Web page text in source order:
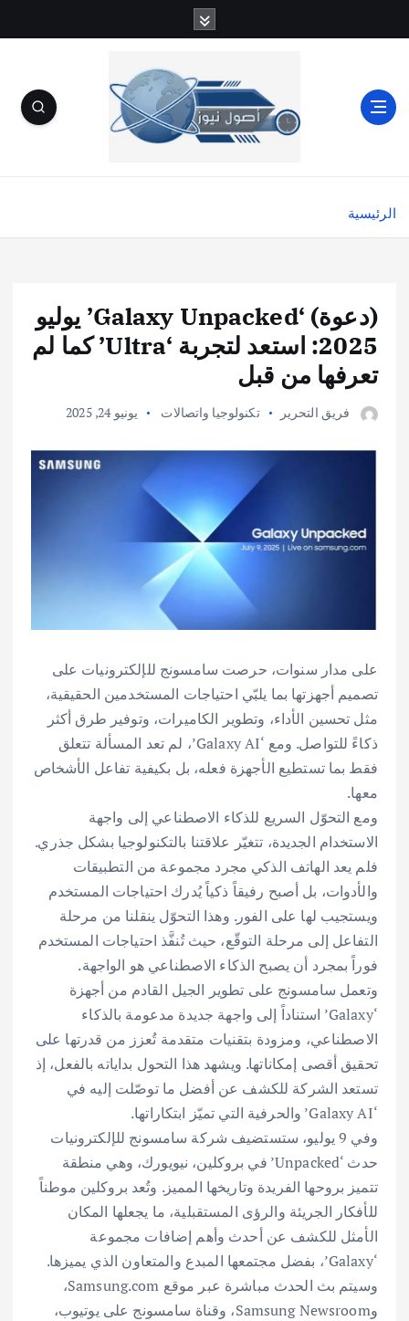
ل
الرئيسية
(دعوة) ‘Galaxy Unpacked’ يوليو
2025: استعد لتجربة ‘Ultra’ كما لم
تعرفها من قبل
فريق التحرير تكنولوجيا واتصالات يونيو 24, 2025
على مدار سنوات، حرصت سامسونج للإلكترونيات على
تصميم أجهزتها بما يلبّي احتياجات المستخدمين الحقيقية،
مثل تحسين الأداء، وتطوير الكاميرات، وتوفير طرق أكثر
ذكاءً للتواصل. ومع ‘Galaxy AI’، لم تعد المسألة تتعلق
فقط بما تستطيع الأجهزة فعله، بل بكيفية تفاعل الأشخاص
معها.
ومع التحوّل السريع للذكاء الاصطناعي إلى واجهة
الاستخدام الجديدة، تتغيّر علاقتنا بالتكنولوجيا بشكل جذري.
فلم يعد الهاتف الذكي مجرد مجموعة من التطبيقات
والأدوات، بل أصبح رفيقاً ذكياً يُدرك احتياجات المستخدم
ويستجيب لها على الفور. وهذا التحوّل ينقلنا من مرحلة
التفاعل إلى مرحلة التوقّع، حيث تُنفَّذ احتياجات المستخدم
فوراً بمجرد أن يصبح الذكاء الاصطناعي هو الواجهة.
وتعمل سامسونج على تطوير الجيل القادم من أجهزة
‘Galaxy’ استناداً إلى واجهة جديدة مدعومة بالذكاء
الاصطناعي، ومزودة بتقنيات متقدمة تُعزز من قدرتها على
تحقيق أقصى إمكاناتها. ويشهد هذا التحول بداياته بالفعل، إذ
تستعد الشركة للكشف عن أفضل ما توصّلت إليه في
‘Galaxy AI’ والحرفية التي تميّز ابتكاراتها.
وفي 9 يوليو، ستستضيف شركة سامسونج للإلكترونيات
حدث ‘Unpacked’ في بروكلين، نيويورك، وهي منطقة
تتميز بروحها الفريدة وتاريخها المميز. وتُعد بروكلين موطناً
للأفكار الجريئة والرؤى المستقبلية، ما يجعلها المكان
الأمثل للكشف عن أحدث وأهم إضافات مجموعة
‘Galaxy’، بفضل مجتمعها المبدع والمتعاون الذي يميزها.
وسيتم بث الحدث مباشرة عبر موقع Samsung.com،
وSamsung Newsroom، وقناة سامسونج على يوتيوب،